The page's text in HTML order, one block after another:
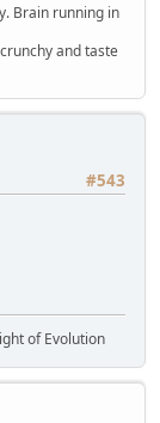
Brain running in
and taste
#543
of Evolution